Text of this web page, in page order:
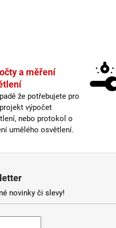
a měření
že potřebujete pro
výpočet
nebo protokol o
umělého osvětlení.
novinky či slevy!